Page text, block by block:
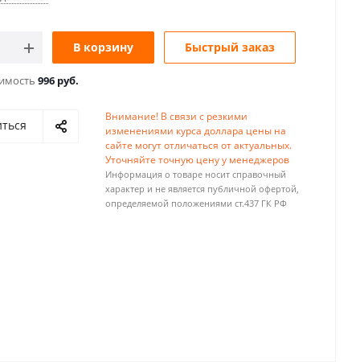
В корзину Быстрый заказ
996 руб.
Внимание! В связи с резкими
изменениями курса доллара цены на
сайте могут отличаться от актуальных.
Уточняйте точную цену у менеджеров
Информация о товаре носит справочный
характер и не является публичной офертой,
определяемой положениями ст.437 ГК РФ